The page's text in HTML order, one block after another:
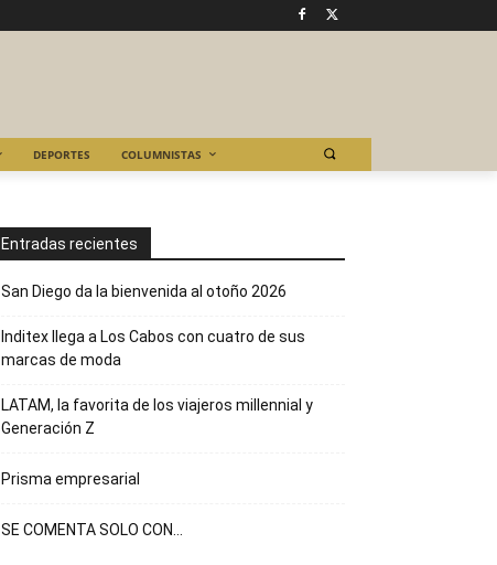
DEPORTES COLUMNISTAS
Entradas recientes
San Diego da la bienvenida al otoño 2026
Inditex llega a Los Cabos con cuatro de sus
marcas de moda
LATAM, la favorita de los viajeros millennial y
Generación Z
Prisma empresarial
SE COMENTA SOLO CON…